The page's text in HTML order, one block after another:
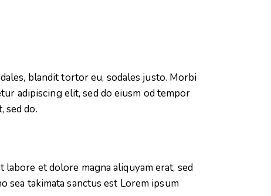
blandit tortor eu, sodales justo. Morbi
adipiscing elit, sed do eiusm od tempor
sed do.
et dolore magna aliquyam erat, sed
sea takimata sanctus est Lorem ipsum